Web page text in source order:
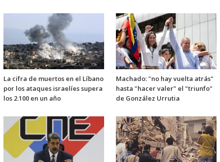
La cifra de muertos en el Líbano
por los ataques israelíes supera
los 2.100 en un año
Machado: "no hay vuelta atrás"
hasta "hacer valer" el "triunfo"
de González Urrutia